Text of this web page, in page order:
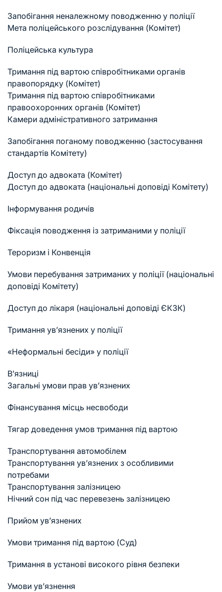
Запобігання неналежному поводженню у поліції
Мета поліцейського розслідування (Комітет)
Поліцейська культура
Тримання під вартою співробітниками органів
правопорядку (Комітет)
Тримання під вартою співробітниками
правоохоронних органів (Комітет)
Камери адміністративного затримання
Запобігання поганому поводженню (застосування
стандартів Комітету)
Доступ до адвоката (Комітет)
Доступ до адвоката (національні доповіді Комітету)
Інформування родичів
Фіксація поводження із затриманими у поліції
Тероризм і Конвенція
Умови перебування затриманих у поліції (національні
доповіді Комітету)
Доступ до лікаря (національні доповіді ЄКЗК)
Тримання ув’язнених у поліції
«Неформальні бесіди» у поліції
В’язниці
Загальні умови прав ув’язнених
Фінансування місць несвободи
Тягар доведення умов тримання під вартою
Транспортування автомобілем
Транспортування ув’язнених з особливими
потребами
Транспортування залізницею
Нічний сон під час перевезень залізницею
Прийом ув’язнених
Умови тримання під вартою (Суд)
Тримання в установі високого рівня безпеки
Умови ув’язнення